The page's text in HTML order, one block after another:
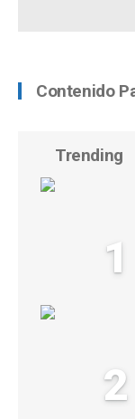
Contenido
Trending
1
2